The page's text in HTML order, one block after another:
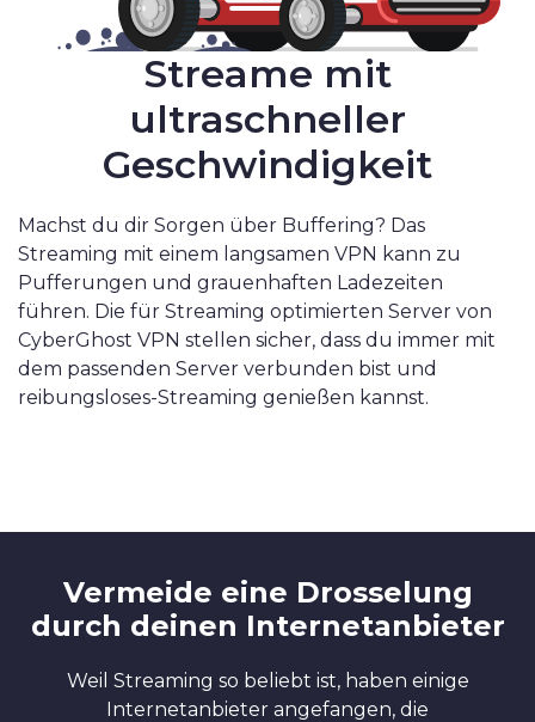
Streame mit
ultraschneller
Geschwindigkeit
Machst du dir Sorgen über Buffering? Das
Streaming mit einem langsamen VPN kann zu
Pufferungen und grauenhaften Ladezeiten
führen. Die für Streaming optimierten Server von
CyberGhost VPN stellen sicher, dass du immer mit
dem passenden Server verbunden bist und
reibungsloses-Streaming genießen kannst.
Vermeide eine Drosselung
durch deinen Internetanbieter
Weil Streaming so beliebt ist, haben einige
Internetanbieter angefangen, die